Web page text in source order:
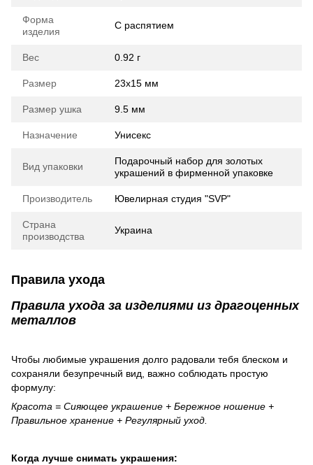
Форма
изделия
С распятием
Вес 0.92 г
Размер 23х15 мм
Размер ушка 9.5 мм
Назначение Унисекс
Вид упаковки
Подарочный набор для золотых
украшений в фирменной упаковке
Производитель Ювелирная студия "SVP"
Страна
производства
Украина
Правила ухода
Правила ухода за изделиями из драгоценных
металлов
Чтобы любимые украшения долго радовали тебя блеском и
сохраняли безупречный вид, важно соблюдать простую
формулу:
Красота = Сияющее украшение + Бережное ношение +
Правильное хранение + Регулярный уход.
Когда лучше снимать украшения: